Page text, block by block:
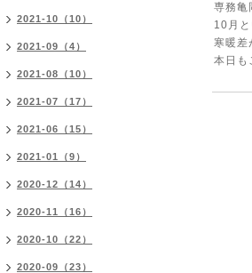
専務亀
10月
寒暖差
本日も
2021-10（10）
2021-09（4）
2021-08（10）
2021-07（17）
2021-06（15）
2021-01（9）
2020-12（14）
2020-11（16）
2020-10（22）
2020-09（23）